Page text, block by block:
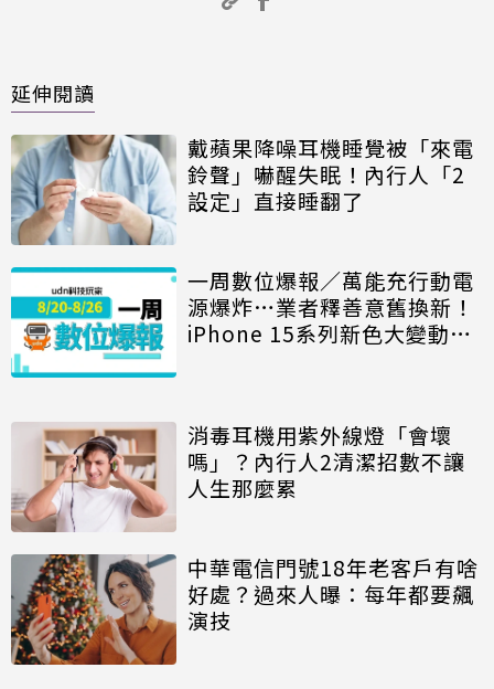
延伸閱讀
戴蘋果降噪耳機睡覺被「來電
鈴聲」嚇醒失眠！內行人「2
設定」直接睡翻了
一周數位爆報／萬能充行動電
源爆炸…業者釋善意舊換新！
iPhone 15系列新色大變動、
消毒耳機用紫外線燈「會壞
嗎」？內行人2清潔招數不讓
人生那麼累
中華電信門號18年老客戶有啥
好處？過來人曝：每年都要飆
演技